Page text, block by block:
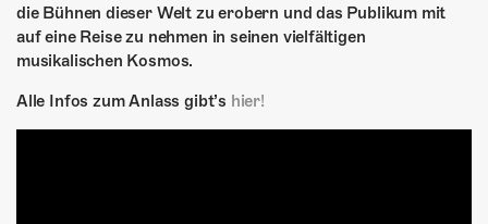
die Bühnen dieser Welt zu erobern und das Publikum mit
auf eine Reise zu nehmen in seinen vielfältigen
musikalischen Kosmos.
Alle Infos zum Anlass gibt’s hier!